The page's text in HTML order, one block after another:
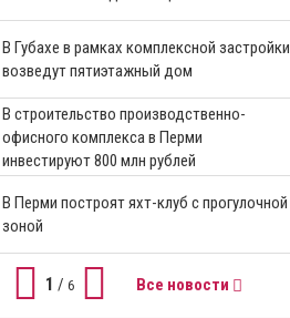
В Губахе в рамках комплексной застройки
возведут пятиэтажный дом
​В строительство производственно-
офисного комплекса в Перми
инвестируют 800 млн рублей
В Перми построят яхт-клуб с прогулочной
зоной
1 / 6 Все новости